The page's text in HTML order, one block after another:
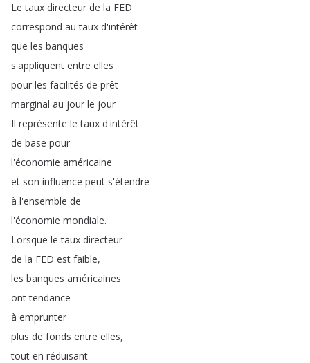
Le taux directeur de la FED
correspond au taux d'intérêt
que les banques
s'appliquent entre elles
pour les facilités de prêt
marginal au jour le jour
Il représente le taux d'intérêt
de base pour
l'économie américaine
et son influence peut s'étendre
à l'ensemble de
l'économie mondiale.
Lorsque le taux directeur
de la FED est faible,
les banques américaines
ont tendance
à emprunter
plus de fonds entre elles,
tout en réduisant